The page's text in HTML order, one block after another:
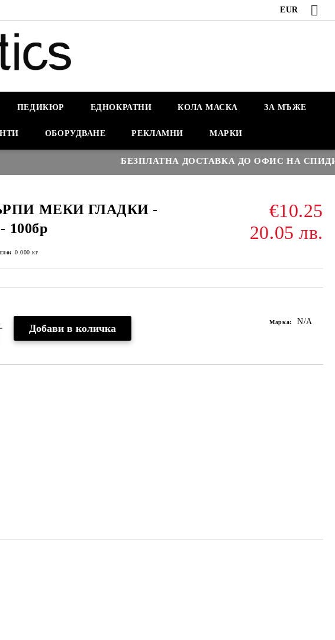
EUR
ПЕДИКЮР ЕДНОКРАТНИ КОЛА МАСКА ЗА МЪЖЕ
ОБОРУДВАНЕ РЕКЛАМНИ МАРКИ
БЕЗПЛАТНА ДОСТАВКА ДО ОФИС НА СПИДИ
МЕКИ ГЛАДКИ -
100бр
€10.25
20.05 лв.
0.000 кг
Марка: N/A